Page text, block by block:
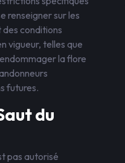
renseigner sur les
conditions
vigueur, telles que
la flore
futures.
du
pas autorisé